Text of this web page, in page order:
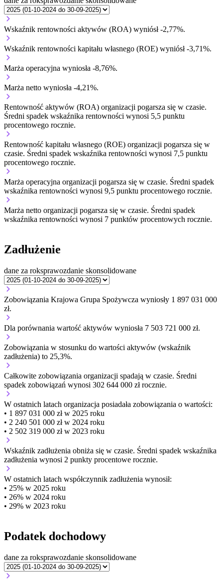
Wskaźnik rentowności aktywów (ROA) wyniósł -2,77%.
Wskaźnik rentowności kapitału własnego (ROE) wyniósł -3,71%.
Marża operacyjna wyniosła -8,76%.
Marża netto wyniosła -4,21%.
Rentowność aktywów (ROA) organizacji pogarsza się w czasie.
Średni spadek wskaźnika rentowności wynosi 5,5 punktu
procentowego rocznie.
Rentowność kapitału własnego (ROE) organizacji pogarsza się w
czasie. Średni spadek wskaźnika rentowności wynosi 7,5 punktu
procentowego rocznie.
Marża operacyjna organizacji pogarsza się w czasie. Średni spadek
wskaźnika rentowności wynosi 9,5 punktu procentowego rocznie.
Marża netto organizacji pogarsza się w czasie. Średni spadek
wskaźnika rentowności wynosi 7 punktów procentowych rocznie.
Zadłużenie
dane za roksprawozdanie skonsolidowane
Zobowiązania Krajowa Grupa Spożywcza wyniosły 1 897 031 000
zł.
Dla porównania wartość aktywów wyniosła 7 503 721 000 zł.
Zobowiązania w stosunku do wartości aktywów (wskaźnik
zadłużenia) to 25,3%.
Całkowite zobowiązania organizacji spadają w czasie. Średni
spadek zobowiązań wynosi 302 644 000 zł rocznie.
W ostatnich latach organizacja posiadała zobowiązania o wartości:
• 1 897 031 000 zł w 2025 roku
• 2 240 501 000 zł w 2024 roku
• 2 502 319 000 zł w 2023 roku
Wskaźnik zadłużenia obniża się w czasie. Średni spadek wskaźnika
zadłużenia wynosi 2 punkty procentowe rocznie.
W ostatnich latach współczynnik zadłużenia wynosił:
• 25% w 2025 roku
• 26% w 2024 roku
• 29% w 2023 roku
Podatek dochodowy
dane za roksprawozdanie skonsolidowane